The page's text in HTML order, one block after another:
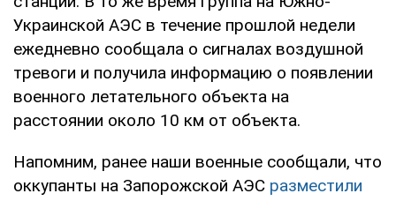
Украинской АЭС в течение прошлой недели
ежедневно сообщала о сигналах воздушной
тревоги и получила информацию о появлении
военного летательного объекта на
расстоянии около 10 км от объекта.
Напомним, ранее наши военные сообщали, что
оккупанты на Запорожской АЭС разместили